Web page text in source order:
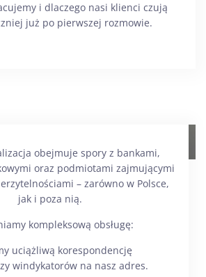
i dlaczego nasi klienci czują
już po pierwszej rozmowie.
obejmuje spory z bankami,
oraz podmiotami zajmującymi
– zarówno w Polsce,
jak i poza nią.
kompleksową obsługę:
uciążliwą korespondencję
windykatorów na nasz adres.